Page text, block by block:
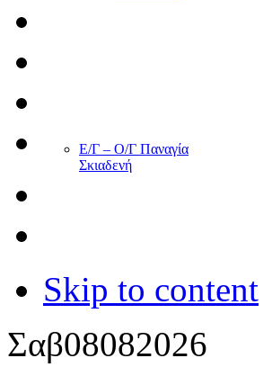
Ε/Γ – Ο/Γ Παναγία
Σκιαδενή
Skip to content
Σαβ08082026